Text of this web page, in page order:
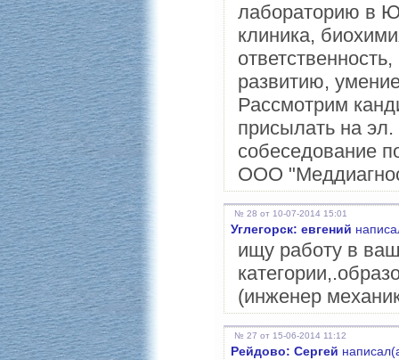
лабораторию в
клиника,
развитию,
Рассмотрим
присылать на
собеседование
ООО
№ 28 от 10-07-2014 15:01
Углегорск: евгений
ищу работу в
(инженер
№ 27 от 15-06-2014 11:12
Рейдово: Сергей